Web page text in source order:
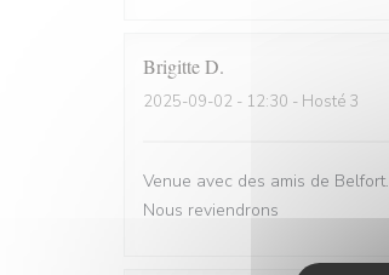
BrigitteD
2025-09-02 - 12:30 - Hosté 3
Venue avec des amis de
Nous reviendrons